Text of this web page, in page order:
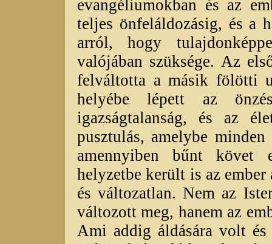
evangéliumokban és az
teljes önfeláldozásig, és a
arról, hogy
valójában szüksége. Az
felváltotta a másik fölötti
helyébe lépett az
igazságtalanság, és az
pusztulás, amelybe
amennyiben bűnt követ
helyzetbe került is az
és változatlan. Nem az
változott meg, hanem az
Ami addig áldására volt és